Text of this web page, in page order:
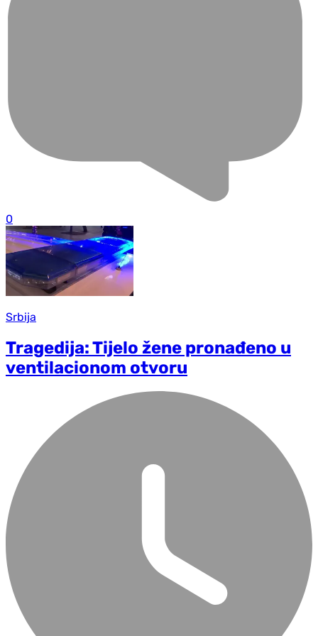
0
Srbija
Tragedija: Tijelo žene pronađeno u
ventilacionom otvoru